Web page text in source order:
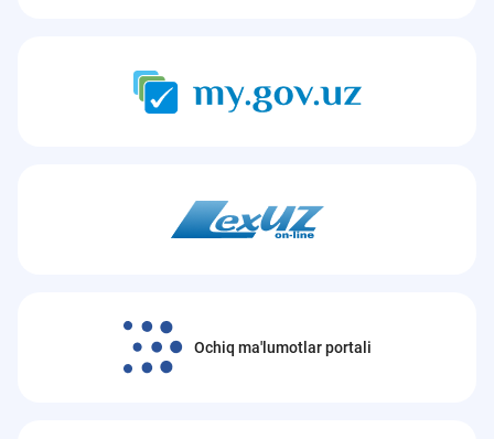
Ochiq ma'lumotlar portali